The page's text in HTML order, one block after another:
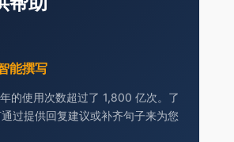
能撰写
的使用次数超过了 1,800 亿次。了
过提供回复建议或补齐句子来为您